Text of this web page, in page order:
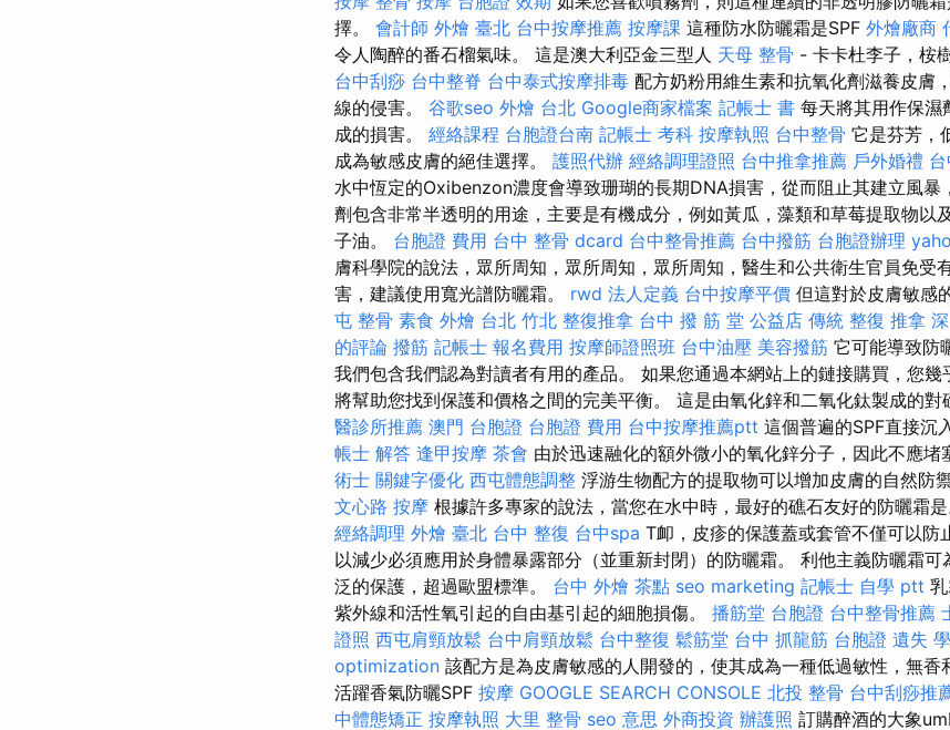
擇。 會計師 外燴 臺北 台中按摩推薦 按摩課 這種防水防曬霜是SPF 外燴廠商
令人陶醉的番石榴氣味。 這是澳大利亞金三型人 天母 整骨 - 卡卡杜李子，桉
台中刮痧 台中整脊 台中泰式按摩排毒 配方奶粉用維生素和抗氧化劑滋養皮膚
線的侵害。 谷歌seo 外燴 台北 Google商家檔案 記帳士 書 每天將其用作保濕
成的損害。 經絡課程 台胞證台南 記帳士 考科 按摩執照 台中整骨 它是芬芳，
成為敏感皮膚的絕佳選擇。 護照代辦 經絡調理證照 台中推拿推薦 戶外婚禮
水中恆定的Oxibenzon濃度會導致珊瑚的長期DNA損害，從而阻止其建立風暴
劑包含非常半透明的用途，主要是有機成分，例如黃瓜，藻類和草莓提取物以
子油。 台胞證 費用 台中 整骨 dcard 台中整骨推薦 台中撥筋 台胞證辦理
膚科學院的說法，眾所周知，眾所周知，眾所周知，醫生和公共衛生官員免受
害，建議使用寬光譜防曬霜。 rwd 法人定義 台中按摩平價 但這對於皮膚敏感
屯 整骨 素食 外燴 台北 竹北 整復推拿 台中 撥 筋 堂 公益店 傳統 整復 推拿
的評論 撥筋 記帳士 報名費用 按摩師證照班 台中油壓 美容撥筋 它可能導致防
我們包含我們認為對讀者有用的產品。 如果您通過本網站上的鏈接購買，您
將幫助您找到保護和價格之間的完美平衡。 這是由氧化鋅和二氧化鈦製成的對
醫診所推薦 澳門 台胞證 台胞證 費用 台中按摩推薦ptt 這個普遍的SPF直接沉
帳士 解答 逢甲按摩 茶會 由於迅速融化的額外微小的氧化鋅分子，因此不應堵
術士 關鍵字優化 西屯體態調整 浮游生物配方的提取物可以增加皮膚的自然防
文心路 按摩 根據許多專家的說法，當您在水中時，最好的礁石友好的防曬霜是
經絡調理 外燴 臺北 台中 整復 台中spa T卹，皮疹的保護蓋或套管不僅可以防
以減少必須應用於身體暴露部分（並重新封閉）的防曬霜。 利他主義防曬霜
泛的保護，超過歐盟標準。 台中 外燴 茶點 seo marketing 記帳士 自學 ptt
紫外線和活性氧引起的自由基引起的細胞損傷。 播筋堂 台胞證 台中整骨推薦
證照 西屯肩頸放鬆 台中肩頸放鬆 台中整復 鬆筋堂 台中 抓龍筋 台胞證 遺失
optimization 該配方是為皮膚敏感的人開發的，使其成為一種低過敏性，無
活躍香氣防曬SPF 按摩 GOOGLE SEARCH CONSOLE 北投 整骨 台中刮痧推
中體態矯正 按摩執照 大里 整骨 seo 意思 外商投資 辦護照 訂購醉酒的大象